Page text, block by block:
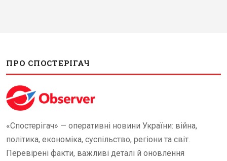
ПРО СПОСТЕРІГАЧ
«Спостерігач» — оперативні новини України: війна,
політика, економіка, суспільство, регіони та світ.
Перевірені факти, важливі деталі й оновлення